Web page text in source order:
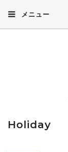
メニュー
Holiday